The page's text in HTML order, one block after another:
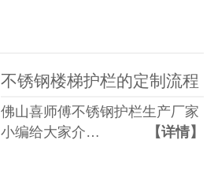
不锈钢楼梯护栏的定制流程
佛山喜师傅不锈钢护栏生产厂家
小编给大家介…
【详情】